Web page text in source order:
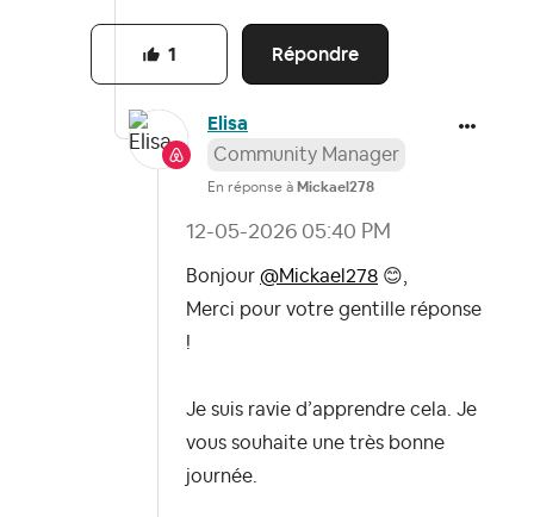
Répondre
1
Elisa
Community Manager
En réponse à Mickael278
‎12-05-2026 05:40 PM
Bonjour @Mickael278 😊,
Merci pour votre gentille réponse
!
Je suis ravie d’apprendre cela. Je
vous souhaite une très bonne
journée.